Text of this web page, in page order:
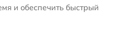
и обеспечить быстрый